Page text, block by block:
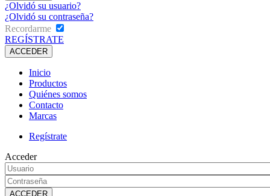
¿Olvidó su usuario?
¿Olvidó su contraseña?
Recordarme
REGÍSTRATE
Inicio
Productos
Quiénes somos
Contacto
Marcas
Regístrate
Acceder